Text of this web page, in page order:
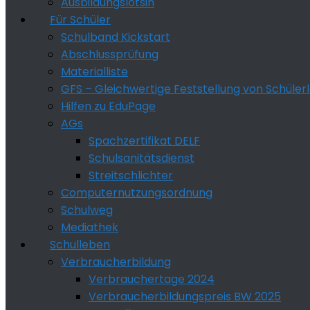
Für Schüler
Schulband Kickstart
Abschlussprüfung
Materialliste
GFS – Gleichwertige Feststellung von
Hilfen zu EduPage
AGs
Spachzertifikat DELF
Schulsanitätsdienst
Streitschlichter
Computernutzungsordnung
Schulweg
Mediathek
Schulleben
Verbraucherbildung
Verbrauchertage 2024
Verbraucherbildungspreis BW 2025